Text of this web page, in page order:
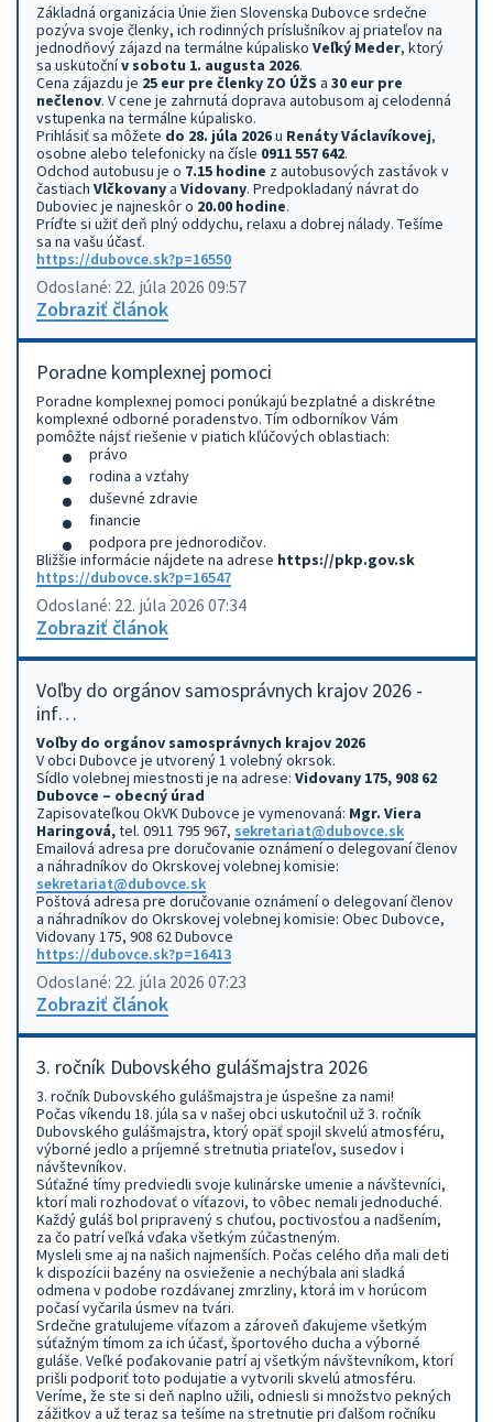
Základná organizácia Únie žien Slovenska Dubovce srdečne
pozýva svoje členky, ich rodinných príslušníkov aj priateľov na
jednodňový zájazd na termálne kúpalisko Veľký Meder, ktorý
sa uskutočnív sobotu 1. augusta 2026.
Cena zájazdu je 25 eur pre členky ZO ÚŽS a 30 eur pre
nečlenov. V cene je zahrnutá doprava autobusom aj celodenná
vstupenka na termálne kúpalisko.
Prihlásiť sa môžete do 28. júla 2026u Renáty Václavíkovej,
osobne alebo telefonicky na čísle 0911 557 642.
Odchod autobusu je o 7.15 hodine z autobusových zastávok v
častiach Vlčkovanya Vidovany. Predpokladaný návrat do
Duboviec je najneskôr o 20.00 hodine.
Príďte si užiť deň plný oddychu, relaxu a dobrej nálady. Tešíme
sa na vašu účasť.
https://dubovce.sk?p=16550
Odoslané: 22. júla 2026 09:57
Zobraziť článok
Poradne komplexnej pomoci
Poradne komplexnej pomoci ponúkajú bezplatné a diskrétne
komplexné odborné poradenstvo. Tím odborníkov Vám
pomôžte nájsť riešenie v piatich kľúčových oblastiach:
právo
rodina a vzťahy
duševné zdravie
financie
podpora pre jednorodičov.
Bližšie informácie nájdete na adrese https://pkp.gov.sk
https://dubovce.sk?p=16547
Odoslané: 22. júla 2026 07:34
Zobraziť článok
Voľby do orgánov samosprávnych krajov 2026 -
inf…
Voľby do orgánov samosprávnych krajov 2026
V obci Dubovce je utvorený 1 volebný okrsok.
Sídlo volebnej miestnosti je na adrese: Vidovany 175, 908 62
Dubovce – obecný úrad
Zapisovateľkou OkVK Dubovce je vymenovaná: Mgr. Viera
Haringová,tel. 0911 795 967, sekretariat@dubovce.sk
Emailová adresa pre doručovanie oznámení o delegovaní členov
a náhradníkov do Okrskovej volebnej komisie:
sekretariat@dubovce.sk
Poštová adresa pre doručovanie oznámení o delegovaní členov
a náhradníkov do Okrskovej volebnej komisie: Obec Dubovce,
Vidovany 175, 908 62 Dubovce
https://dubovce.sk?p=16413
Odoslané: 22. júla 2026 07:23
Zobraziť článok
3. ročník Dubovského gulášmajstra 2026
3. ročník Dubovského gulášmajstra je úspešne za nami!
Počas víkendu 18. júla sa v našej obci uskutočnil už 3. ročník
Dubovského gulášmajstra, ktorý opäť spojil skvelú atmosféru,
výborné jedlo a príjemné stretnutia priateľov, susedov i
návštevníkov.
Súťažné tímy predviedli svoje kulinárske umenie a návštevníci,
ktorí mali rozhodovať o víťazovi, to vôbec nemali jednoduché.
Každý guláš bol pripravený s chuťou, poctivosťou a nadšením,
za čo patrí veľká vďaka všetkým zúčastneným.
Mysleli sme aj na našich najmenších. Počas celého dňa mali deti
k dispozícii bazény na osvieženie a nechýbala ani sladká
odmena v podobe rozdávanej zmrzliny, ktorá im v horúcom
počasí vyčarila úsmev na tvári.
Srdečne gratulujeme víťazom a zároveň ďakujeme všetkým
súťažným tímom za ich účasť, športového ducha a výborné
guláše. Veľké poďakovanie patrí aj všetkým návštevníkom, ktorí
prišli podporiť toto podujatie a vytvorili skvelú atmosféru.
Veríme, že ste si deň naplno užili, odniesli si množstvo pekných
zážitkov a už teraz sa tešíme na stretnutie pri ďalšom ročníku